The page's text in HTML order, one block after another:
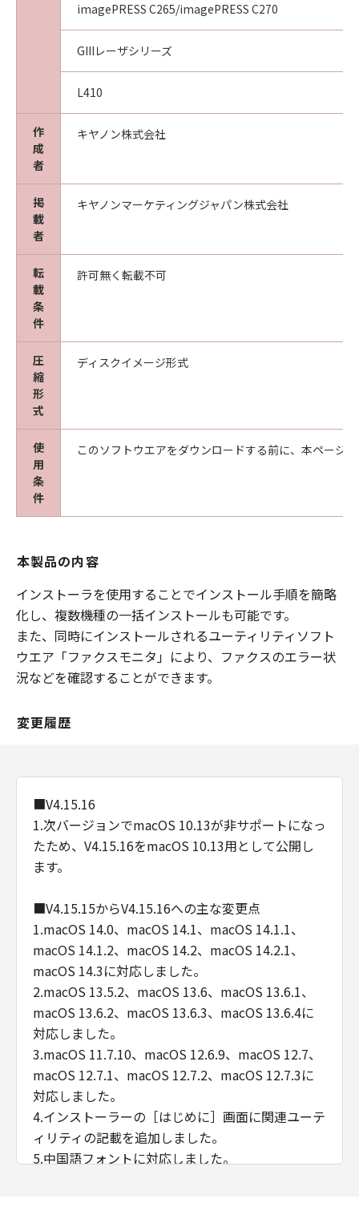
必要な認可等を得ることなしに、「許諾ソフト
ウェア」の全部または一部を、直接または間接
に輸出してはなりません。
７．契約期間
本契約は、お客様が本契約とともに提供される
同意を示すボタンをクリックし、または「許諾
ソフトウェア」をインストールした時点で発効
し、下記(2)または(3)により終了されるまで有
効に存続します。
(2)
お客様は、すべての「許諾ソフトウェア」（そ
のバックアップコピーおよびインストール済み
の「ソフトウェア」、保存済みの「コンテンツ
データ」を含むが、「プリンター」にインスト
ール済みの｢更新データ｣は含まないものとしま
す。以下同じ。）を消去することにより本契約
を終了させることができます。
(3)
キヤノンは、お客様が本契約のいずれかの条項
に違反した場合、直ちに本契約を終了させるこ
とができます。
(4)
お客様は、上記(3)による本契約の終了後直ち
に、「許諾ソフトウェア」を消去するものとし
ます。
(5)
は、本契約の終了後も効力を有するものとしま
す。
８．分離可能性
(1)
本契約のいずれかの条項またはその一部が法律
により無効となっても、本契約のそれ以外の部
分は効力を有するものとします。
(2)
(3)
NOTICE
The Software is a "commercial item," as that
term is defined in 48 C.F.R. 2.101 (Oct 1995),
consisting of "commercial computer
software documentation," as such terms are
used in 48 C.F.R. 12.212 (Sept 1995).
Consistent with 48 C.F.R. 12.212 and 48 C.F.R.
227.7202-1 through 227.7202-4 (June 1995),
all U.S. Government End Users acquire the
Software with only those rights set forth
herein. Manufacturer is Canon Inc./30-2,
Shimomaruko 3-chome, Ohta-ku, Tokyo 146-
8501, Japan.
本条において、"Software"という語は、本契約
における「許諾ソフトウェア」を意味するもの
とします。
以上
キヤノン株式会社
No. I010G025092
imagePRESS C265/imagePRESS C270
GIIIレーザシリーズ
L410
作
成
者
キヤノン株式会社
掲
載
者
キヤノンマーケティングジャパン株式会社
転
載
条
件
許可無く転載不可
圧
縮
形
式
ディスクイメージ形式
使
用
条
件
このソフトウエアをダウンロードする前に、本ページ
本製品の内容
インストーラを使用することでインストール手順を簡略
化し、複数機種の一括インストールも可能です。
また、同時にインストールされるユーティリティソフト
ウエア「ファクスモニタ」により、ファクスのエラー状
況などを確認することができます。
変更履歴
■V4.15.16
1.次バージョンでmacOS 10.13が非サポートになっ
たため、V4.15.16をmacOS 10.13用として公開し
ます。
■V4.15.15からV4.15.16への主な変更点
1.macOS 14.0、macOS 14.1、macOS 14.1.1、
macOS 14.1.2、macOS 14.2、macOS 14.2.1、
macOS 14.3に対応しました。
2.macOS 13.5.2、macOS 13.6、macOS 13.6.1、
macOS 13.6.2、macOS 13.6.3、macOS 13.6.4に
対応しました。
3.macOS 11.7.10、macOS 12.6.9、macOS 12.7、
macOS 12.7.1、macOS 12.7.2、macOS 12.7.3に
対応しました。
4.インストーラーの［はじめに］画面に関連ユーテ
ィリティの記載を追加しました。
5.中国語フォントに対応しました。